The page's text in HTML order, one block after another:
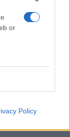
or
Policy
της, τα
να αφήσει τον
το Μπάμπη.
τον αφήσω
να πάρει